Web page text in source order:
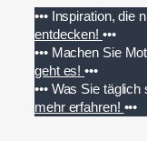
Inhalt
springen
••• Inspiration, die
entdecken! •••
••• Machen Sie
geht es!•••
••• Was Sie täglich
mehr erfahren! •••